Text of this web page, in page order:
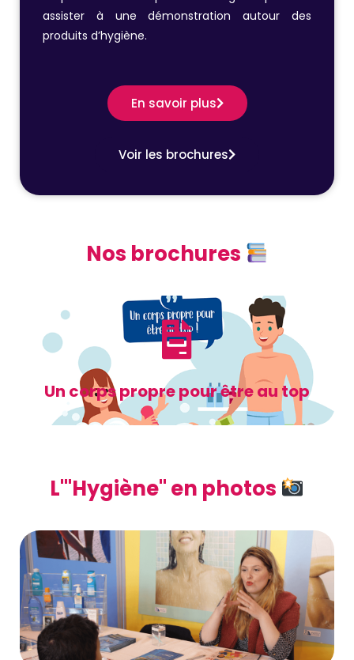
assister à une démonstration autour des
produits d’hygiène.
En savoir plus
Voir les brochures
Nos brochures
Un corps propre pour être au top
L'"Hygiène" en photos